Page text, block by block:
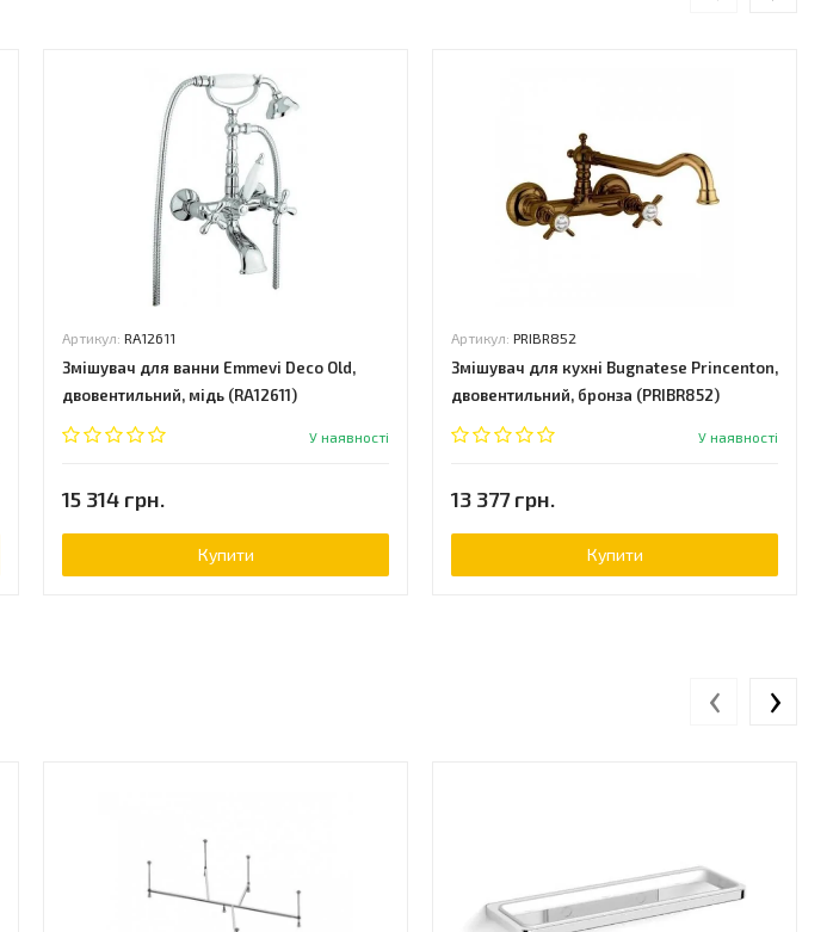
Артикул: RA12611
Змішувач для ванни Emmevi Deco Old,
двовентильний, мідь (RA12611)
У наявності
15 314 грн.
Купити
Артикул: PRIBR852
Змішувач для кухні Bugnatese Princenton,
двовентильний, бронза (PRIBR852)
У наявності
13 377 грн.
Купити
‹ ›